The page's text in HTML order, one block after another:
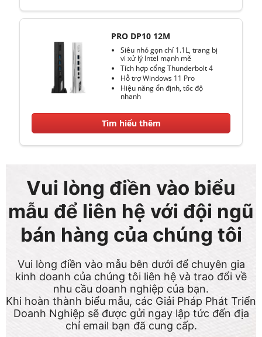
PRO DP10 12M
Siêu nhỏ gọn chỉ 1.1L, trang bị
vi xử lý Intel mạnh mẽ
Tích hợp cổng Thunderbolt 4
Hỗ trợ Windows 11 Pro
Hiệu năng ổn định, tốc độ
nhanh
Tìm hiểu thêm
Vui lòng điền vào biểu
mẫu để liên hệ với đội ngũ
bán hàng của chúng tôi
Vui lòng điền vào mẫu bên dưới để chuyên gia
kinh doanh của chúng tôi liên hệ và trao đổi về
nhu cầu doanh nghiệp của bạn.
Khi hoàn thành biểu mẫu, các Giải Pháp Phát Triển
Doanh Nghiệp sẽ được gửi ngay lập tức đến địa
chỉ email bạn đã cung cấp.